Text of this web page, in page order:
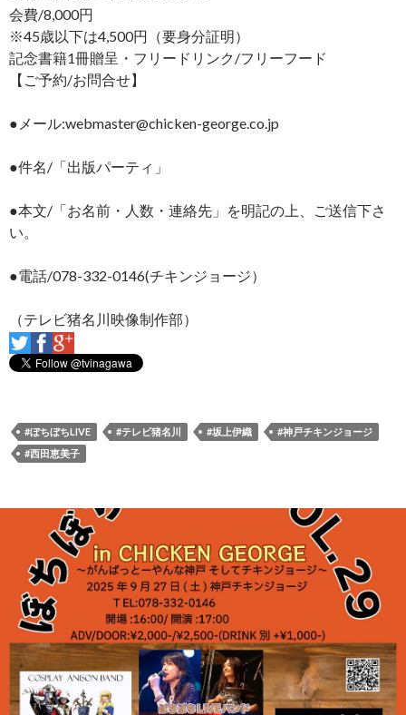
会費/8,000円
※45歳以下は4,500円（要身分証明）
記念書籍1冊贈呈・フリードリンク/フリーフード
【ご予約/お問合せ】
●メール:webmaster@chicken-george.co.jp
●件名/「出版パーティ」
●本文/「お名前・人数・連絡先」を明記の上、ご送信下さ
い。
●電話/078-332-0146(チキンジョージ）
（テレビ猪名川映像制作部）
#ぼちぼちLIVE #テレビ猪名川 #坂上伊織
#神戸チキンジョージ
#西田恵美子